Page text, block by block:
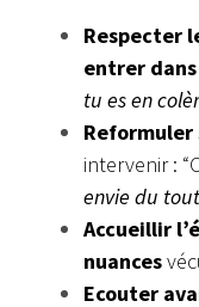
Respecter
entrer
tu es en
Reformuler
intervenir :
envie du tout
Accueillir
nuances
Ecouter